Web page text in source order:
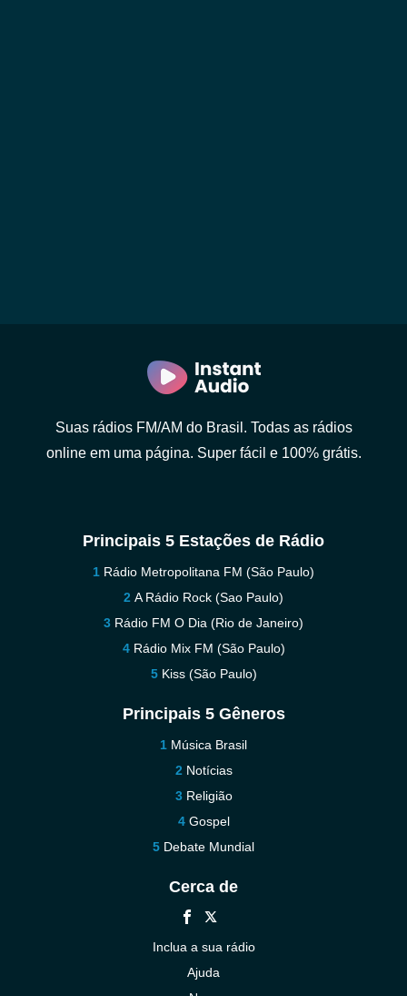
Suas rádios FM/AM do Brasil. Todas as rádios
online em uma página. Super fácil e 100% grátis.
Principais 5 Estações de Rádio
Rádio Metropolitana FM (São Paulo)
A Rádio Rock (Sao Paulo)
Rádio FM O Dia (Rio de Janeiro)
Rádio Mix FM (São Paulo)
Kiss (São Paulo)
Principais 5 Gêneros
Música Brasil
Notícias
Religião
Gospel
Debate Mundial
Cerca de
Inclua a sua rádio
Ajuda